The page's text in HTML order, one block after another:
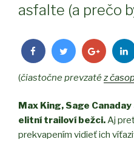
asfalte (a prečo
(čiastočne prevzatéz
Max King, Sage
elitní trailoví bežci.Aj
prekvapením vidieť ich